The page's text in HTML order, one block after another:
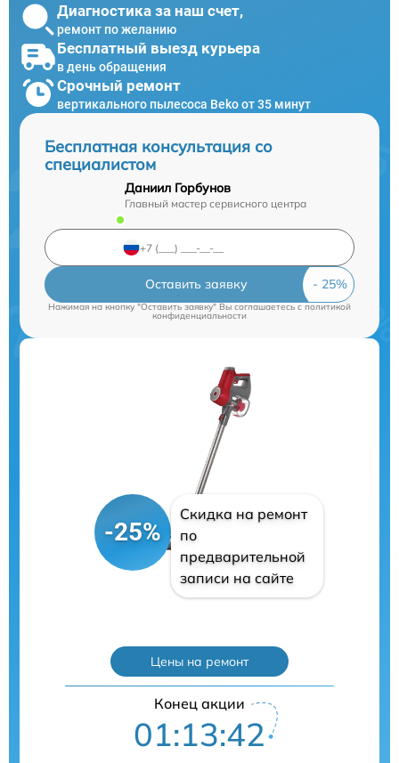
Диагностика за наш счет,
ремонт по желанию
Бесплатный выезд курьера
в день обращения
Срочный ремонт
вертикального пылесоса Beko от 35 минут
Бесплатная консультация со
специалистом
Даниил Горбунов
Главный мастер сервисного центра
Оставить заявку
Нажимая на кнопку "Оставить заявку" Вы соглашаетесь c политикой
конфиденциальности
-25%
Скидка на ремонт
по
предварительной
записи на сайте
Цены на ремонт
Конец акции
01:13:41